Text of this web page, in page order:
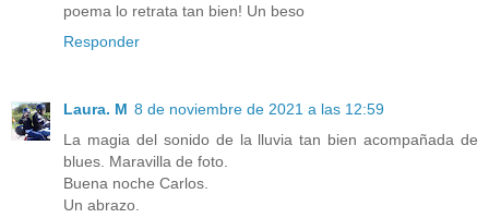
poema lo retrata tan bien! Un beso
Responder
Laura. M 8 de noviembre de 2021 a las 12:59
La magia del sonido de la lluvia tan bien acompañada de
blues. Maravilla de foto.
Buena noche Carlos.
Un abrazo.